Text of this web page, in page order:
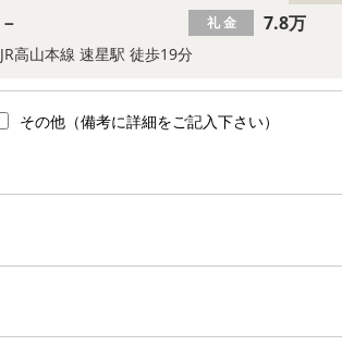
JR高山本線 速星駅 徒歩19分
－ 礼 金 7.8万
その他（備考に詳細をご記入下さい）